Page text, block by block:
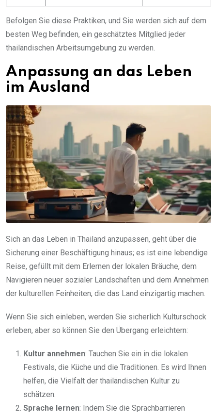
Befolgen Sie diese Praktiken, und Sie werden sich auf dem
besten Weg befinden, ein geschätztes Mitglied jeder
thailändischen Arbeitsumgebung zu werden.
Anpassung an das Leben
im Ausland
Sich an das Leben in Thailand anzupassen, geht über die
Sicherung einer Beschäftigung hinaus; es ist eine lebendige
Reise, gefüllt mit dem Erlernen der lokalen Bräuche, dem
Navigieren neuer sozialer Landschaften und dem Annehmen
der kulturellen Feinheiten, die das Land einzigartig machen.
Wenn Sie sich einleben, werden Sie sicherlich Kulturschock
erleben, aber so können Sie den Übergang erleichtern:
Kultur annehmen: Tauchen Sie ein in die lokalen
Festivals, die Küche und die Traditionen. Es wird Ihnen
helfen, die Vielfalt der thailändischen Kultur zu
schätzen.
Sprache lernen: Indem Sie die Sprachbarrieren